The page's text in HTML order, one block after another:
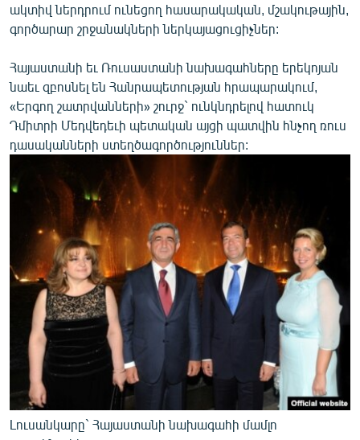
ակտիվ ներդրում ունեցող հասարակական, մշակութային,
գործարար շրջանակների ներկայացուցիչներ:
Հայաստանի եւ Ռուսաստանի նախագահները երեկոյան
նաեւ զբոսնել են Հանրապետության հրապարակում,
«Երգող շատրվանների» շուրջ` ունկնդրելով հատուկ
Դմիտրի Մեդվեդեւի պետական այցի պատվին հնչող ռուս
դասականների ստեղծագործություններ:
Լուսանկարը` Հայաստանի նախագահի մամլո